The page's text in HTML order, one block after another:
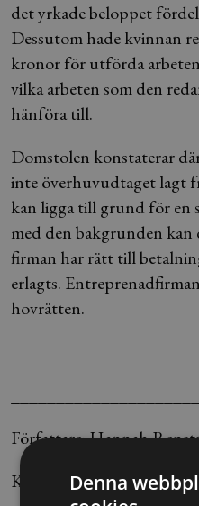
det yrkade beloppet
Dessutom hade kvinnan
kronor för utförda
vilka arbeten som den
hänföra till.
Domstolen konstaterar
inte överhuvudtaget lagt
kan ligga till grund för en
med den bakgrunden
firman har rätt till
erlagts.
hovrätten.
Författare: Hannah
Källa: Blendow Lexnova
Denna